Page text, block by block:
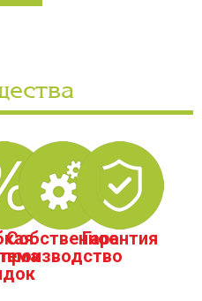
Собственное
производство
Гарантия